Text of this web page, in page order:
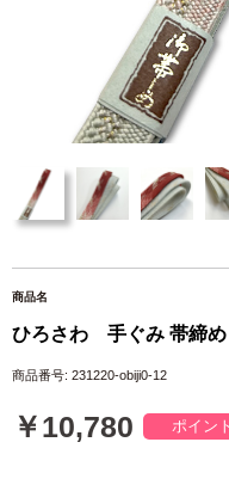
商品名
ひろさわ 手ぐみ 帯締め
商品番号: 231220-obiji0-12
￥10,780 ポイン